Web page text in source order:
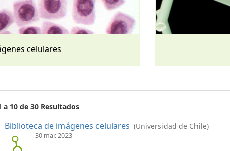
celulares
a 10 de 30 Resultados
Biblioteca de imágenes celulares (Universidad de Chile)
30 mar. 2023